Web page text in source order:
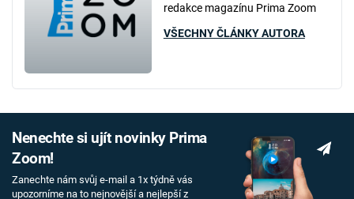
redakce magazínu Prima Zoom
VŠECHNY ČLÁNKY AUTORA
Nenechte si ujít novinky Prima
Zoom!
Zanechte nám svůj e-mail a 1x týdně vás
upozorníme na to nejnovější a nejlepší z